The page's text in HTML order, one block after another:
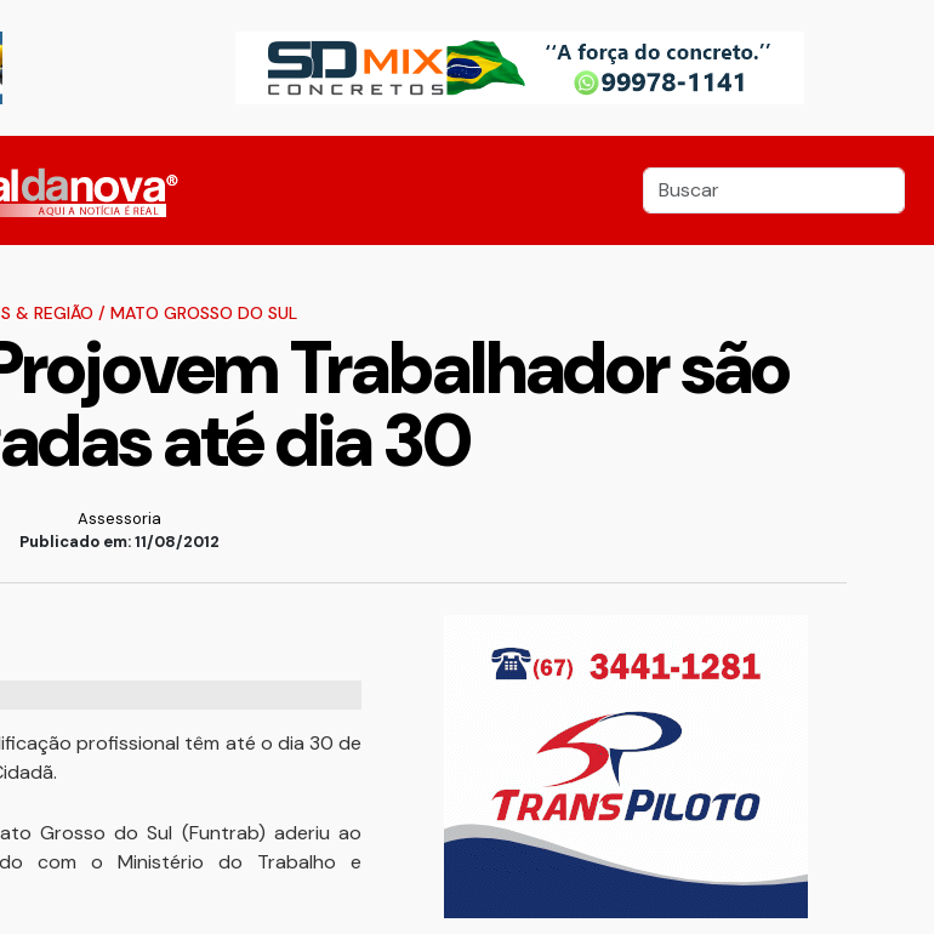
& REGIÃO / MATO GROSSO DO SUL
Trabalhador são
até dia 30
Assessoria
Publicado em: 11/08/2012
profissional têm até o dia 30 de
Grosso do Sul (Funtrab) aderiu ao
com o Ministério do Trabalho e